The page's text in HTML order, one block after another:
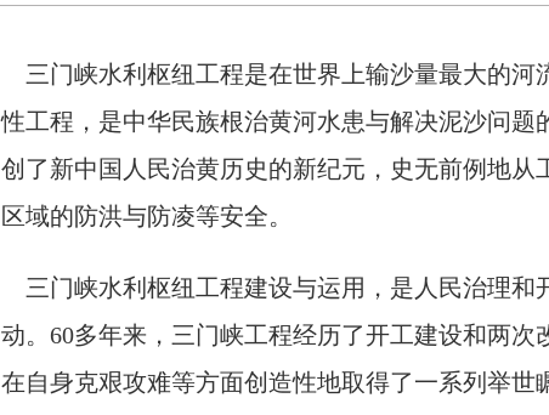
三门峡水利枢纽工程是在世界上输沙量最大的
性工程，是中华民族根治黄河水患与解决泥沙问
创了新中国人民治黄历史的新纪元，史无前例地
区域的防洪与防凌等安全。
三门峡水利枢纽工程建设与运用，是人民治理和
动。60多年来，三门峡工程经历了开工建设和两
在自身克艰攻难等方面创造性地取得了一系列举世